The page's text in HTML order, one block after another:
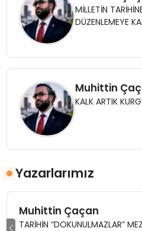
MİLLETİN
DÜZENLEMEYE
Muhittin
KALK ARTIK
Yazarlarımız
Muhittin Çaçan
TARİHİN “DOKUNULMAZLAR”